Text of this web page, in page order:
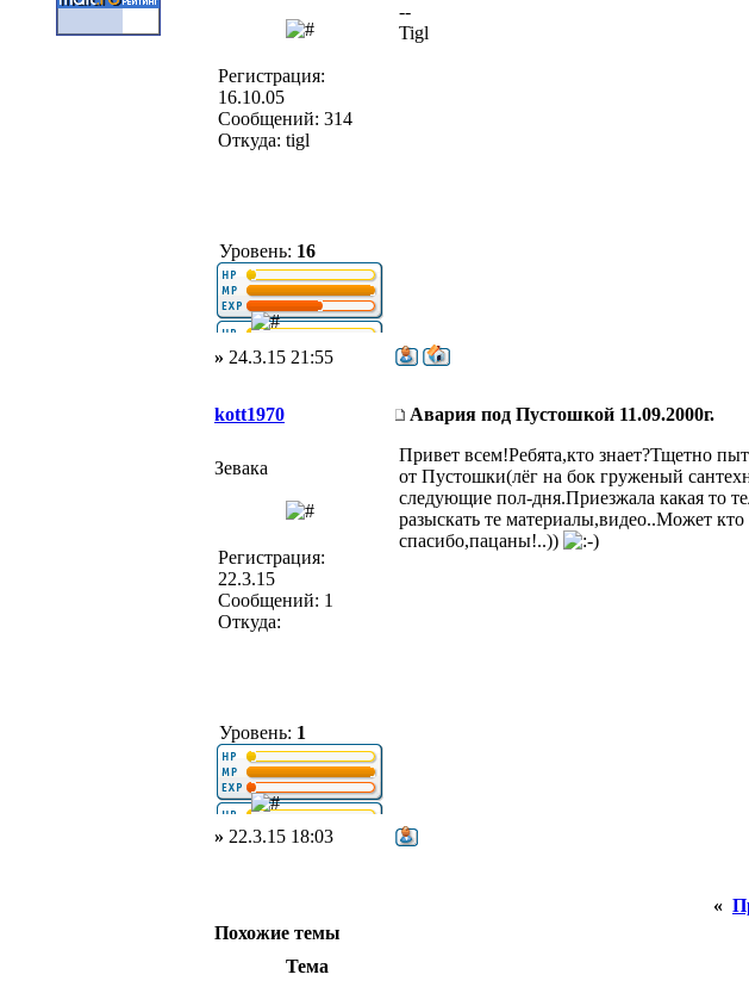
Регистрация:
16.10.05
Сообщений: 314
Откуда: tigl
Уровень: 16
--
Tigl
» 24.3.15 21:55
kott1970 Авария под Пустошкой 11.09.2000г.
Зевака
Регистрация:
22.3.15
Сообщений: 1
Откуда:
Уровень: 1
Привет всем!Ребята,кто знает?Тщетно
от Пустошки(лёг на бок груженый
следующие пол-дня.Приезжала какая то
разыскать те материалы,видео..Может
спасибо,пацаны!..))
» 22.3.15 18:03
«
Похожие темы
Тема